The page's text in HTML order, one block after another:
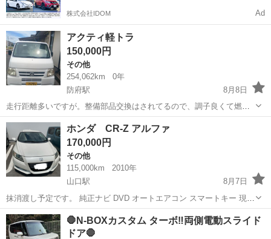
株式会社IDOM Ad
アクティ軽トラ
150,000円
その他
254,062km
0年
防府駅
8月8日
走行距離多いですが。整備部品交換はされてるので、調子良くて燃費
は良いと思います。走行距離使うので増えます。
山口 防府市 防府駅
ホンダ CR-Z アルファ
170,000円
その他
115,000km
2010年
山口駅
8月7日
抹消渡し予定です。 純正ナビ DVD オートエアコン スマートキー 現在
不具合ありません。 諸費用はリサイクルと自動車税月割り9月〜お願
いします。
山口 山口市 その他
🛑N-BOXカスタム ターボ‼️両側電動スライド
ドア🛑